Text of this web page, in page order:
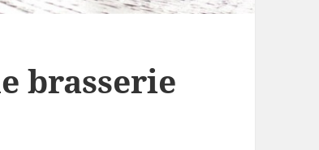
brasserie